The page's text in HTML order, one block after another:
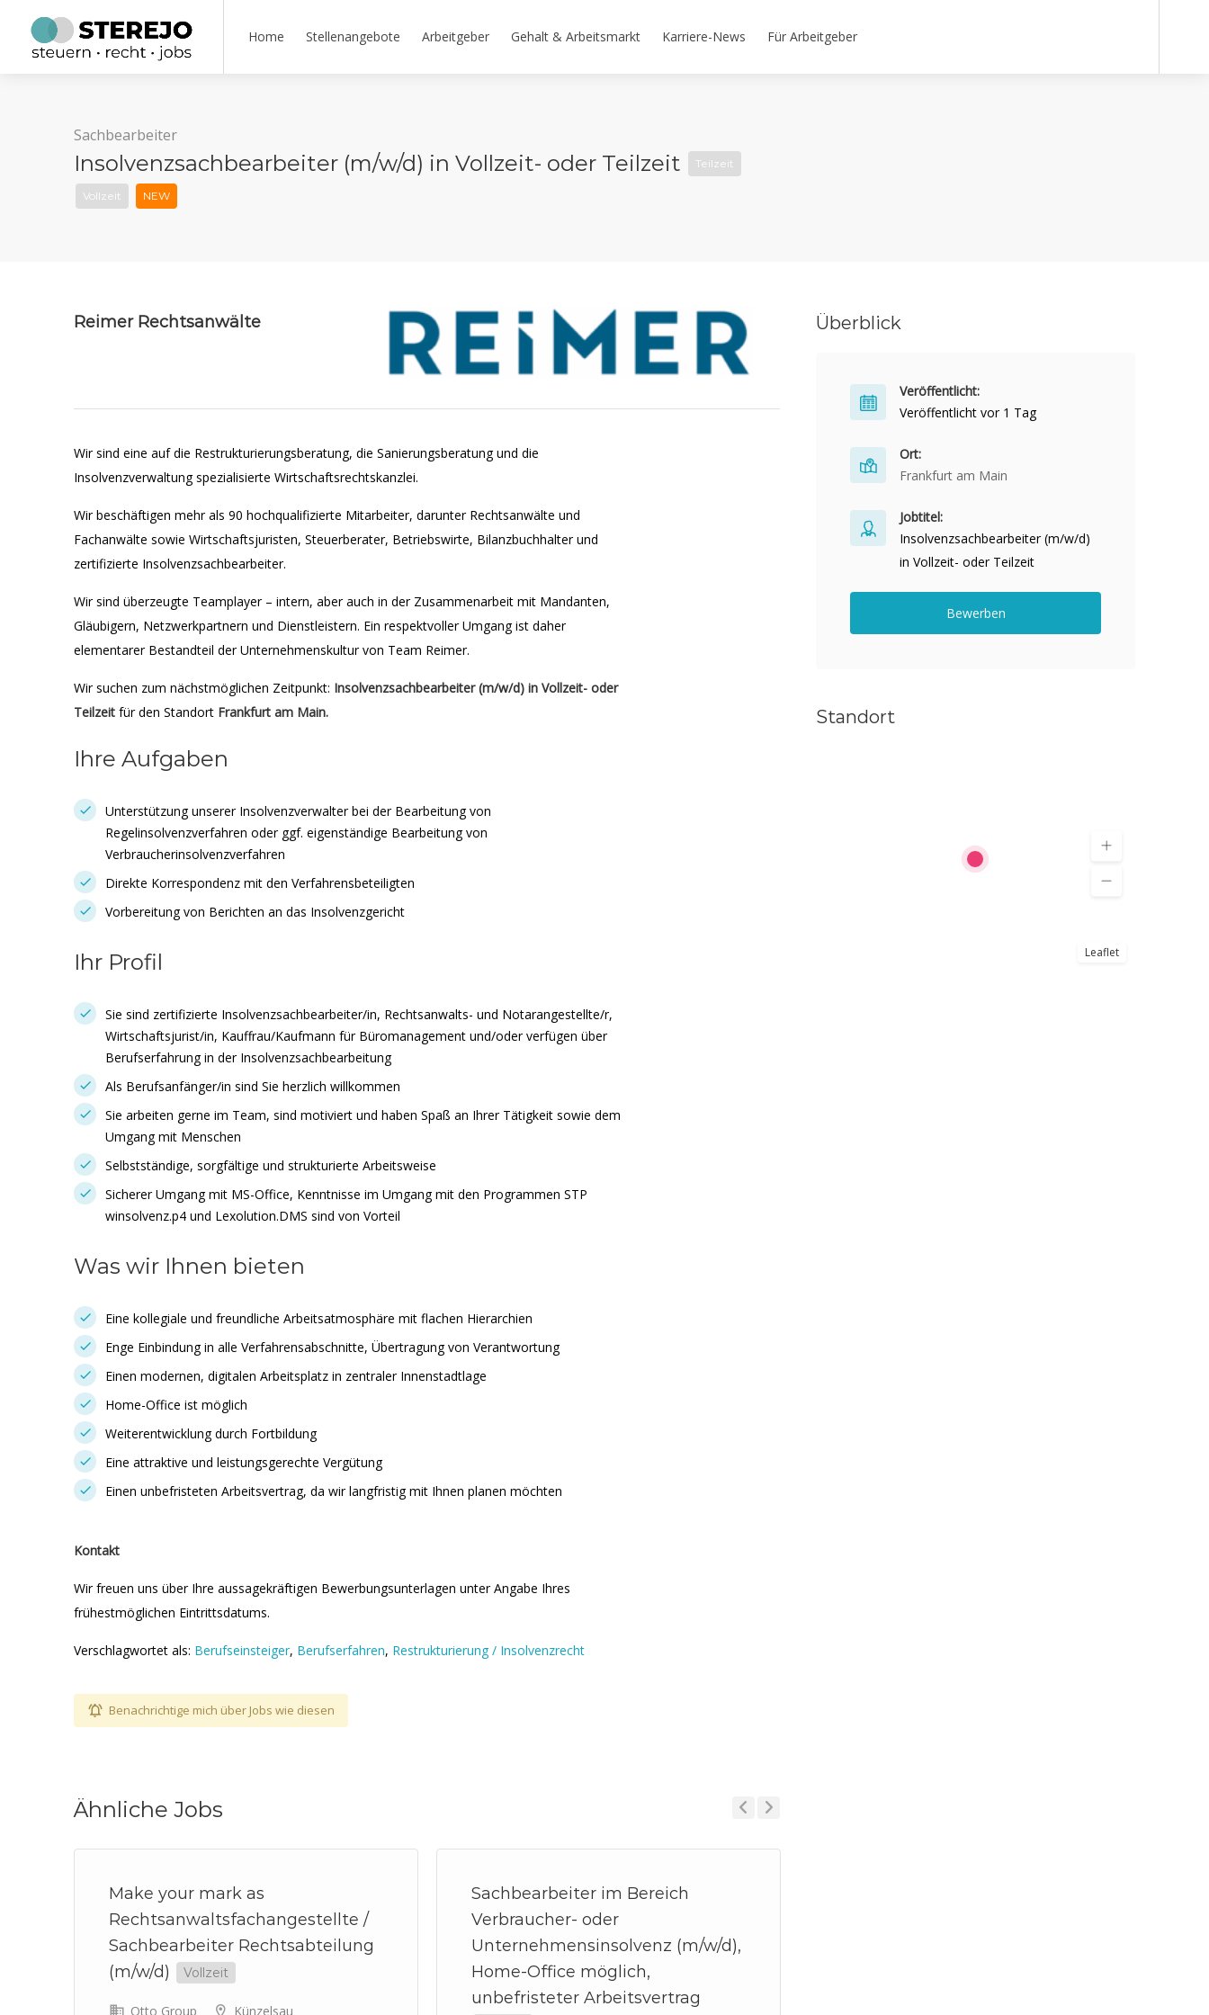
Home Stellenangebote Arbeitgeber Gehalt & Arbeitsmarkt Karriere-News Für Arbeitgeber
Sachbearbeiter
Insolvenzsachbearbeiter (m/w/d) in Vollzeit- oder Teilzeit Teilzeit
Vollzeit NEW
Reimer Rechtsanwälte
Wir sind eine auf die Restrukturierungsberatung, die Sanierungsberatung und die
Insolvenzverwaltung spezialisierte Wirtschaftsrechtskanzlei.
Wir beschäftigen mehr als 90 hochqualifizierte Mitarbeiter, darunter Rechtsanwälte und
Fachanwälte sowie Wirtschaftsjuristen, Steuerberater, Betriebswirte, Bilanzbuchhalter und
zertifizierte Insolvenzsachbearbeiter.
Wir sind überzeugte Teamplayer – intern, aber auch in der Zusammenarbeit mit Mandanten,
Gläubigern, Netzwerkpartnern und Dienstleistern. Ein respektvoller Umgang ist daher
elementarer Bestandteil der Unternehmenskultur von Team Reimer.
Wir suchen zum nächstmöglichen Zeitpunkt: Insolvenzsachbearbeiter (m/w/d) in Vollzeit- oder
Teilzeit für den Standort Frankfurt am Main.
Ihre Aufgaben
Unterstützung unserer Insolvenzverwalter bei der Bearbeitung von
Regelinsolvenzverfahren oder ggf. eigenständige Bearbeitung von
Verbraucherinsolvenzverfahren
Direkte Korrespondenz mit den Verfahrensbeteiligten
Vorbereitung von Berichten an das Insolvenzgericht
Ihr Profil
Sie sind zertifizierte Insolvenzsachbearbeiter/in, Rechtsanwalts- und Notarangestellte/r,
Wirtschaftsjurist/in, Kauffrau/Kaufmann für Büromanagement und/oder verfügen über
Berufserfahrung in der Insolvenzsachbearbeitung
Als Berufsanfänger/in sind Sie herzlich willkommen
Sie arbeiten gerne im Team, sind motiviert und haben Spaß an Ihrer Tätigkeit sowie dem
Umgang mit Menschen
Selbstständige, sorgfältige und strukturierte Arbeitsweise
Sicherer Umgang mit MS-Office, Kenntnisse im Umgang mit den Programmen STP
winsolvenz.p4 und Lexolution.DMS sind von Vorteil
Was wir Ihnen bieten
Eine kollegiale und freundliche Arbeitsatmosphäre mit flachen Hierarchien
Enge Einbindung in alle Verfahrensabschnitte, Übertragung von Verantwortung
Einen modernen, digitalen Arbeitsplatz in zentraler Innenstadtlage
Home-Office ist möglich
Weiterentwicklung durch Fortbildung
Eine attraktive und leistungsgerechte Vergütung
Einen unbefristeten Arbeitsvertrag, da wir langfristig mit Ihnen planen möchten
Kontakt
Wir freuen uns über Ihre aussagekräftigen Bewerbungsunterlagen unter Angabe Ihres
frühestmöglichen Eintrittsdatums.
Verschlagwortet als: Berufseinsteiger, Berufserfahren, Restrukturierung / Insolvenzrecht
Benachrichtige mich über Jobs wie diesen
Ähnliche Jobs
Make your mark as
Rechtsanwaltsfachangestellte /
Sachbearbeiter Rechtsabteilung
(m/w/d)
Vollzeit
Otto Group Künzelsau
Sachbearbeiter im Bereich
Verbraucher- oder
Unternehmensinsolvenz (m/w/d),
Home-Office möglich,
unbefristeter Arbeitsvertrag
Überblick
Veröffentlicht:
Veröffentlicht vor 1 Tag
Ort:
Frankfurt am Main
Jobtitel:
Insolvenzsachbearbeiter (m/w/d)
in Vollzeit- oder Teilzeit
Bewerben
Standort
Leaflet